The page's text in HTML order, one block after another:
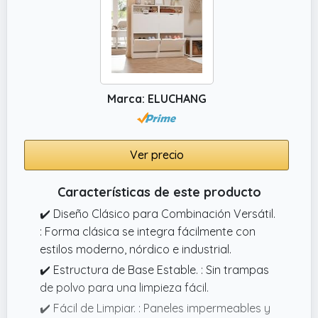
✔️ MÁXIMA AMPLITUD PARA TU HOGAR:
Gracias a su diseño como espejo grande,
esta pieza refleja la luz natural y duplica
visualmente el espacio de cualquier
habitación. Es el espejo pared ideal para
salones o dormitorios que necesitan un
toque de brillo y una estética
contemporánea de alta gama.
✔️ CALIDAD PREMIUM Y FÁCIL MONTAJE: A
pared, el modelo de MARCTANI incluye un
marco protector integral que evita golpes
directos en el cristal.
Marca: ELUCHANG
Ver precio
Características de este producto
✔️ Diseño Clásico para Combinación Versátil.
: Forma clásica se integra fácilmente con
estilos moderno, nórdico e industrial.
✔️ Estructura de Base Estable. : Sin trampas
de polvo para una limpieza fácil.
✔️ Fácil de Limpiar. : Paneles impermeables y